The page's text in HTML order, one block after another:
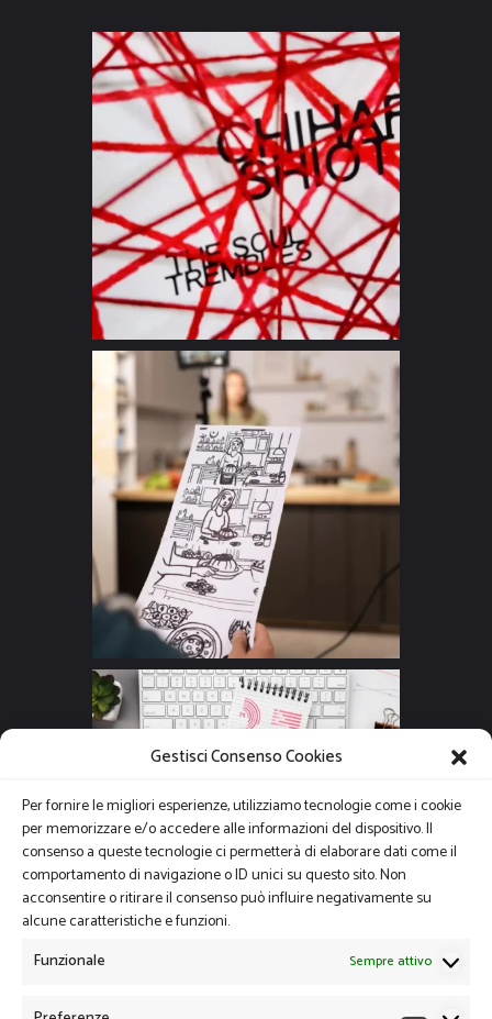
Gestisci Consenso Cookies
Per fornire le migliori esperienze, utilizziamo tecnologie come i cookie
per memorizzare e/o accedere alle informazioni del dispositivo. Il
consenso a queste tecnologie ci permetterà di elaborare dati come il
comportamento di navigazione o ID unici su questo sito. Non
acconsentire o ritirare il consenso può influire negativamente su
alcune caratteristiche e funzioni.
Funzionale
Sempre attivo